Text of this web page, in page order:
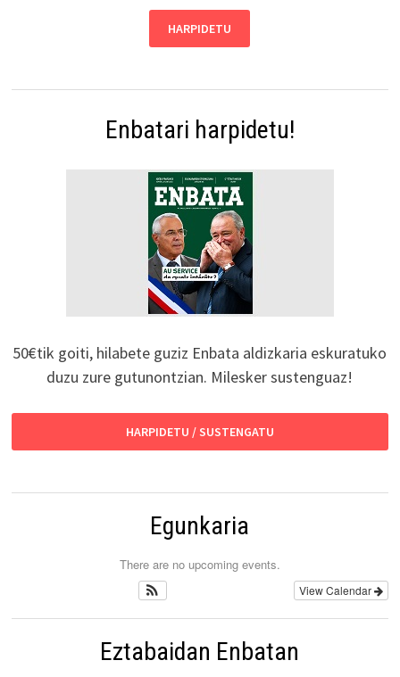
Enbatari harpidetu!
50€tik goiti, hilabete guziz Enbata aldizkaria eskuratuko
duzu zure gutunontzian. Milesker sustenguaz!
HARPIDETU / SUSTENGATU
Egunkaria
There are no upcoming events.
View Calendar
Eztabaidan Enbatan